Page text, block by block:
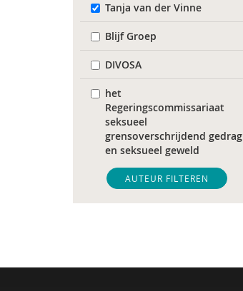
Tanja van der Vinne
Blijf Groep
DIVOSA
het
Regeringscommissariaat
seksueel
grensoverschrijdend gedrag
en seksueel geweld
Sonja
Tim 'S Jongers
Mariët an Rossum
AUTEUR FILTEREN